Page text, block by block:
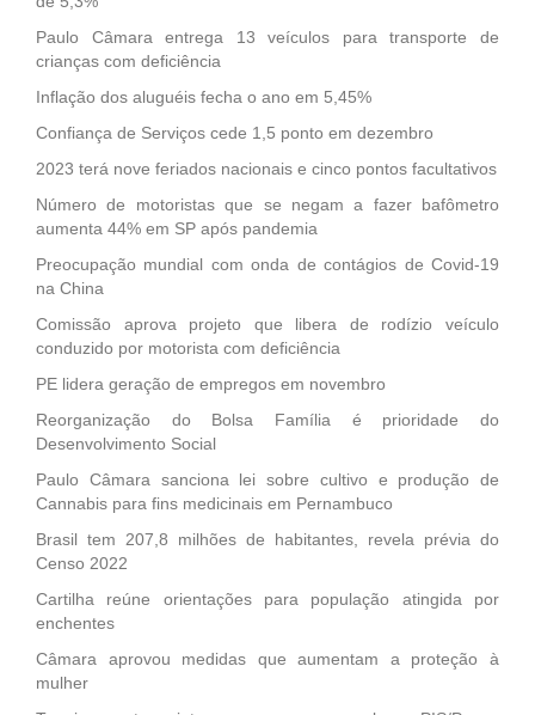
Paulo Câmara entrega 13 veículos para transporte de
crianças com deficiência
Inflação dos aluguéis fecha o ano em 5,45%
Confiança de Serviços cede 1,5 ponto em dezembro
2023 terá nove feriados nacionais e cinco pontos facultativos
Número de motoristas que se negam a fazer bafômetro
aumenta 44% em SP após pandemia
Preocupação mundial com onda de contágios de Covid-19
na China
Comissão aprova projeto que libera de rodízio veículo
conduzido por motorista com deficiência
PE lidera geração de empregos em novembro
Reorganização do Bolsa Família é prioridade do
Desenvolvimento Social
Paulo Câmara sanciona lei sobre cultivo e produção de
Cannabis para fins medicinais em Pernambuco
Brasil tem 207,8 milhões de habitantes, revela prévia do
Censo 2022
Cartilha reúne orientações para população atingida por
enchentes
Câmara aprovou medidas que aumentam a proteção à
mulher